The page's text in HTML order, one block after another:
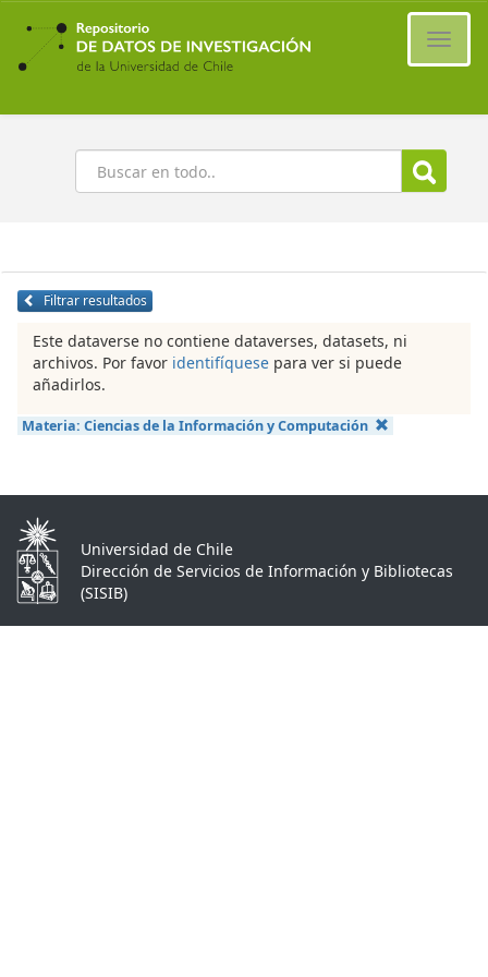
Ir
contenido
principal
Buscar
Filtrar resultados
Este dataverse no contiene dataverses, datasets, ni
archivos. Por favor identifíquese para ver si puede
añadirlos.
Materia: Ciencias de la Información y Computación
Universidad de Chile
Dirección de Servicios de Información y Bibliotecas
(SISIB)